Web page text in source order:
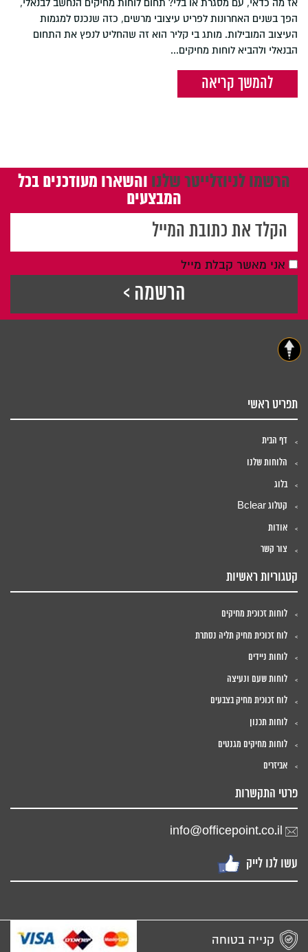
אז מה כדאי, עם מסגרת או בלי? תחום לוחות מחיקים הנחשב לבנאלי,
הפך בשנים האחרונות לפריט עיצובי מרשים, כזה שנכנס למגמות
העיצוב המובילות. מותג בי קליר הוא זה שהחליט לנפץ את התחום
הבנאלי ולהביא לוחות מחיקים...
להמשך קריאה
הרשמו לניוזלייטר שלנו והשארו מעודכנים בכל
המבצעים
אני מאשר קבלת מייל
תפריט ראשי
דף הבית
הלוחות שלנו
בלוג
קטלוג Bclear
אודות
צור קשר
קטגוריות ראשיות
לוחות זכוכית מחיקים
לוח זכוכית מחיק תליה נסתרת
לוחות ניידים
לוחות שעם ונעיצה
לוח זכוכית מחיק בצבעים
לוחות תכנון
לוחות מחיקים מגנטים
אביזרים
פרטי התקשרות
info@officepoint.co.il
עשו לנו לייק
קנייה בטוחה